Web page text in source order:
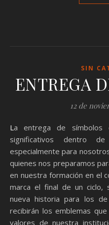
SIN
ENTREGA
12 de
La entrega de símbolos es uno de los actos más
significativos dentro
especialmente para
quienes nos preparamos
en nuestra formación en el
marca el final de un ciclo,
nueva historia para los
recibirán los emblemas
valores de nuestra